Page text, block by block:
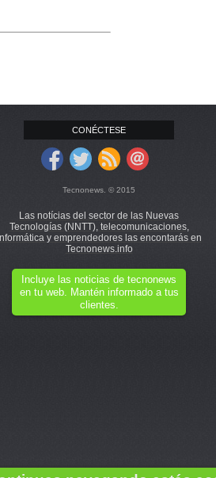
CONÉCTESE
Tecnonews. © 2015
Las notícias del sector de las Nuevas
Tecnologías (NNTT), telecomunicaciones,
y emprendedores las encontarás en
Tecnonews.info
Incluye las noticias de tecnonews
en tu web. Mantén informado a tus
clientes.